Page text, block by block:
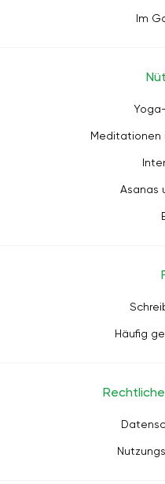
Im
Meditationen
Asanas
Häufig